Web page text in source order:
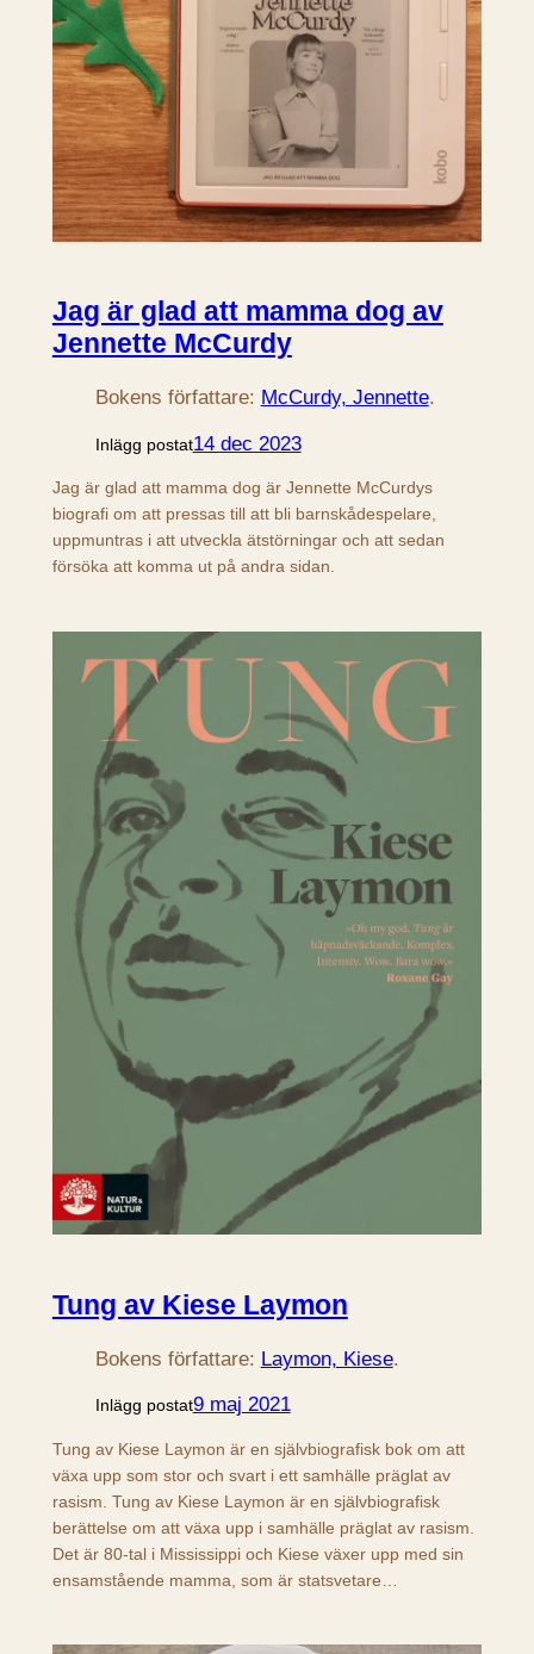
Jag är glad att mamma dog av
Jennette McCurdy
Bokens författare: McCurdy, Jennette.
Inlägg postat14 dec 2023
Jag är glad att mamma dog är Jennette McCurdys
biografi om att pressas till att bli barnskådespelare,
uppmuntras i att utveckla ätstörningar och att sedan
försöka att komma ut på andra sidan.
Tung av Kiese Laymon
Bokens författare: Laymon, Kiese.
Inlägg postat9 maj 2021
Tung av Kiese Laymon är en självbiografisk bok om att
växa upp som stor och svart i ett samhälle präglat av
rasism. Tung av Kiese Laymon är en självbiografisk
berättelse om att växa upp i samhälle präglat av rasism.
Det är 80-tal i Mississippi och Kiese växer upp med sin
ensamstående mamma, som är statsvetare…